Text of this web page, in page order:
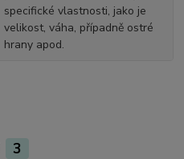
specifické vlastnosti, jako je
velikost, váha, případně ostré
hrany apod.
3